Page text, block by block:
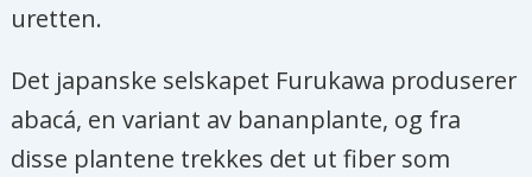
uretten.
Det japanske selskapet Furukawa produserer
abacá, en variant av bananplante, og fra
disse plantene trekkes det ut fiber som